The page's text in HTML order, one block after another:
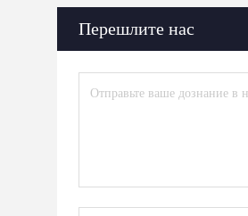
Перешлите нас